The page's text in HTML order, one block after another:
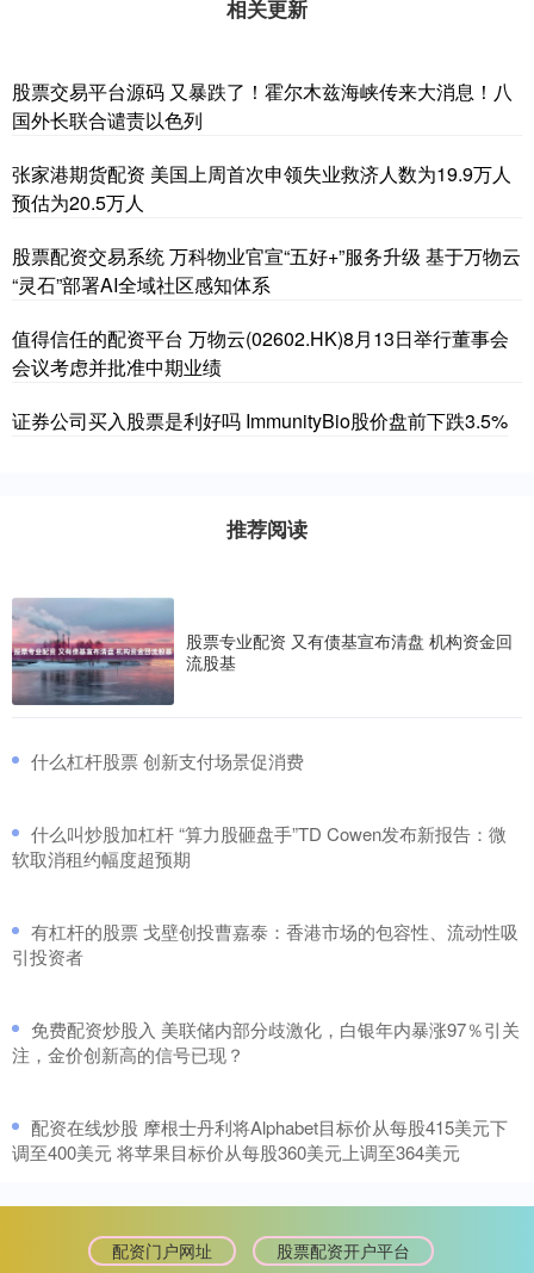
相关更新
股票交易平台源码 又暴跌了！霍尔木兹海峡传来大消息！八
国外长联合谴责以色列
张家港期货配资 美国上周首次申领失业救济人数为19.9万人
预估为20.5万人
股票配资交易系统 万科物业官宣“五好+”服务升级 基于万物云
“灵石”部署AI全域社区感知体系
值得信任的配资平台 万物云(02602.HK)8月13日举行董事会
会议考虑并批准中期业绩
证券公司买入股票是利好吗 ImmunityBio股价盘前下跌3.5%
推荐阅读
股票专业配资 又有债基宣布清盘 机构资金回
流股基
​什么杠杆股票 创新支付场景促消费
​什么叫炒股加杠杆 “算力股砸盘手”TD Cowen发布新报告：微
软取消租约幅度超预期
​有杠杆的股票 戈壁创投曹嘉泰：香港市场的包容性、流动性吸
引投资者
​免费配资炒股入 美联储内部分歧激化，白银年内暴涨97％引关
注，金价创新高的信号已现？
​配资在线炒股 摩根士丹利将Alphabet目标价从每股415美元下
调至400美元 将苹果目标价从每股360美元上调至364美元
配资门户网址 股票配资开户平台